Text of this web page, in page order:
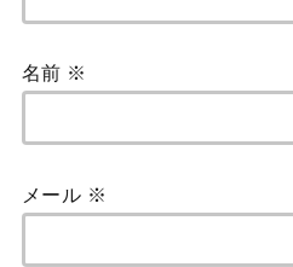
名前 ※
メール ※